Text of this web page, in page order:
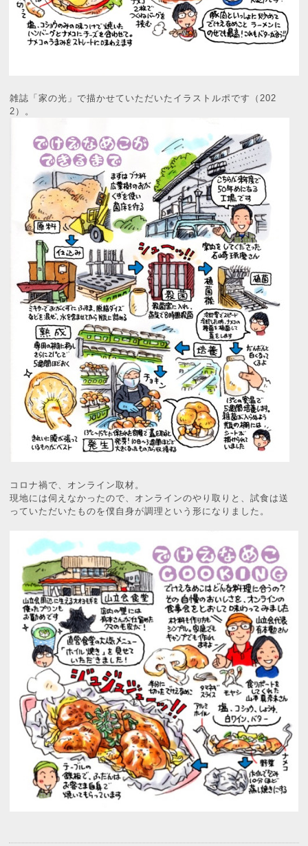
雑誌「家の光」で描かせていただいたイラストルポです（202
2）。
コロナ禍で、オンライン取材。
現地には伺えなかったので、オンラインのやり取りと、試食は送
っていただいたものを僕自身が調理という形になりました。